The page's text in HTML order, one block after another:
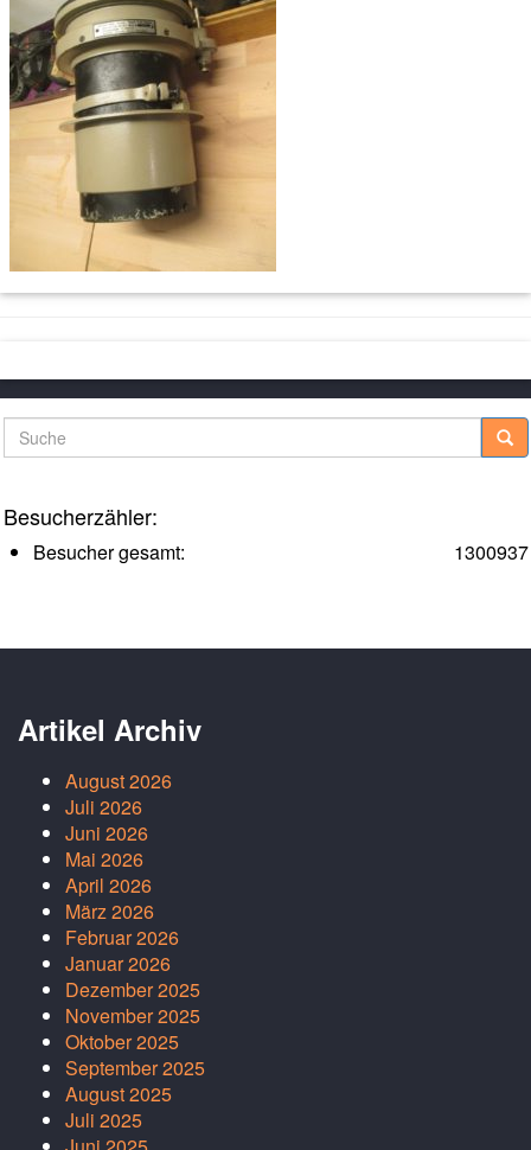
Suche
Besucherzähler:
1300937
Besucher gesamt:
Artikel Archiv
August 2026
Juli 2026
Juni 2026
Mai 2026
April 2026
März 2026
Februar 2026
Januar 2026
Dezember 2025
November 2025
Oktober 2025
September 2025
August 2025
Juli 2025